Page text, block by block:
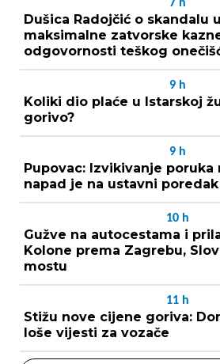
7 h
Dušica Radojčić o skandalu
maksimalne zatvorske
odgovornosti teškog
9 h
Koliki dio plaće u Istarskoj
gorivo?
9 h
Pupovac: Izvikivanje poruka
napad je na ustavni
10 h
Gužve na autocestama i
Kolone prema Zagrebu,
mostu
11 h
Stižu nove cijene goriva:
loše vijesti za vozače